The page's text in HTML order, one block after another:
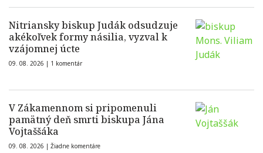
Nitriansky biskup Judák odsudzuje
akékoľvek formy násilia, vyzval k
vzájomnej úcte
09. 08. 2026 | 1 komentár
V Zákamennom si pripomenuli
pamätný deň smrti biskupa Jána
Vojtaššáka
09. 08. 2026 | Žiadne komentáre